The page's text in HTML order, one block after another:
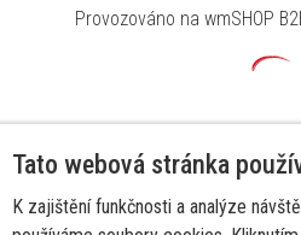
Provozováno na wmSHOP
Tato webová stránka
K zajištění funkčnosti a analýze